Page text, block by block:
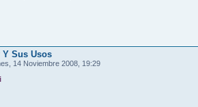
Sus Usos
14 Noviembre 2008, 19:29